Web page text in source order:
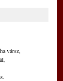
vársz,